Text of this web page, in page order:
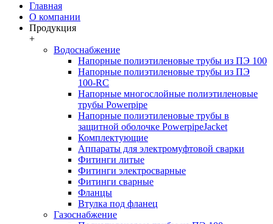
Главная
О компании
Продукция
+
Водоснабжение
Напорные полиэтиленовые трубы из ПЭ 100
Напорные полиэтиленовые трубы из ПЭ
100-RC
Напорные многослойные полиэтиленовые
трубы Powerpipe
Напорные полиэтиленовые трубы в
защитной оболочке PowerpipeJacket
Комплектующие
Аппараты для электромуфтовой сварки
Фитинги литые
Фитинги электросварные
Фитинги сварные
Фланцы
Втулка под фланец
Газоснабжение